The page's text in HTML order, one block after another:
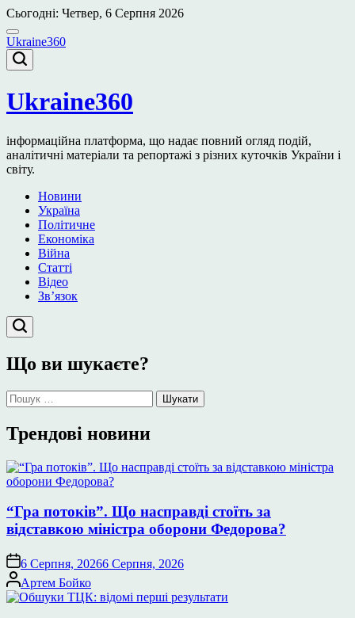
Перейти
до
вмісту
Сьогодні: Четвер, 6 Серпня 2026
Ukraine360
Ukraine360
інформаційна платформа, що надає повний огляд подій,
аналітичні матеріали та репортажі з різних куточків України і
світу.
Новини
Україна
Політичне
Економіка
Війна
Статті
Відео
Зв’язок
Що ви шукаєте?
Пошук:
Трендові новини
“Гра потоків”. Що насправді стоїть за
відставкою міністра оборони Федорова?
6 Серпня, 20266 Серпня, 2026
Опубліковано
Артем Бойко